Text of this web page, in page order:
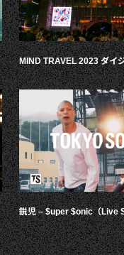
MIND TRAVEL 2023 ダイ
鋭児 – $uper $onic（Live